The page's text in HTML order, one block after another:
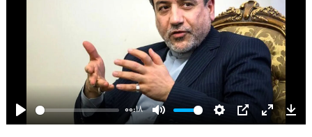
Play
00:18
Mute Settings
PIP Enter